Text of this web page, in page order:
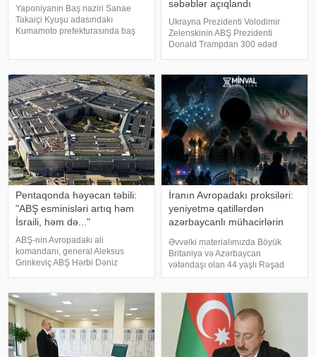
Yaponiyanın Baş naziri Sanae
Takaiçi Kyuşu adasındakı
Kumamoto prefekturasında baş
" "a istinadla xəbər veri
səbəblər açıqlandı
Ukrayna Prezidenti Volodimir
Zelenskinin ABŞ Prezidenti
Donald Trampdan 300 ədəd
ilə bağlı müzakirələri yenidən
gündəmə gətirib. Bununla belə,
Ağ Ev b
Pentaqonda həyəcan təbili:
"ABŞ esminisləri artıq həm
İsraili, həm də..."
ABŞ-nin Avropadakı ali
komandanı, general Aleksus
Grinkeviç ABŞ Hərbi Dəniz
xəbərdarlıq ünvanlayıb.
KONKRET.azxəbər verir ki, onun
sözlərinə görə, mövcud resursla
İranın Avropadakı proksiləri:
yeniyetmə qatillərdən
azərbaycanlı mühacirlərin
Əvvəlki materialımızda Böyük
Britaniya və Azərbaycan
vətəndaşı olan 44 yaşlı Rəşad
Sultanovun işi barədə ətraflı
Britaniyanın Akrotiri hərbi
bazasına qanunsuz daxil
olmaqda və İran İslam İnqilab